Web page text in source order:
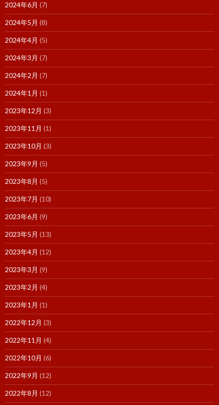
2024年6月 (7)
2024年5月 (8)
2024年4月 (5)
2024年3月 (7)
2024年2月 (7)
2024年1月 (1)
2023年12月 (3)
2023年11月 (1)
2023年10月 (3)
2023年9月 (5)
2023年8月 (5)
2023年7月 (10)
2023年6月 (9)
2023年5月 (13)
2023年4月 (12)
2023年3月 (9)
2023年2月 (4)
2023年1月 (1)
2022年12月 (3)
2022年11月 (4)
2022年10月 (6)
2022年9月 (12)
2022年8月 (12)